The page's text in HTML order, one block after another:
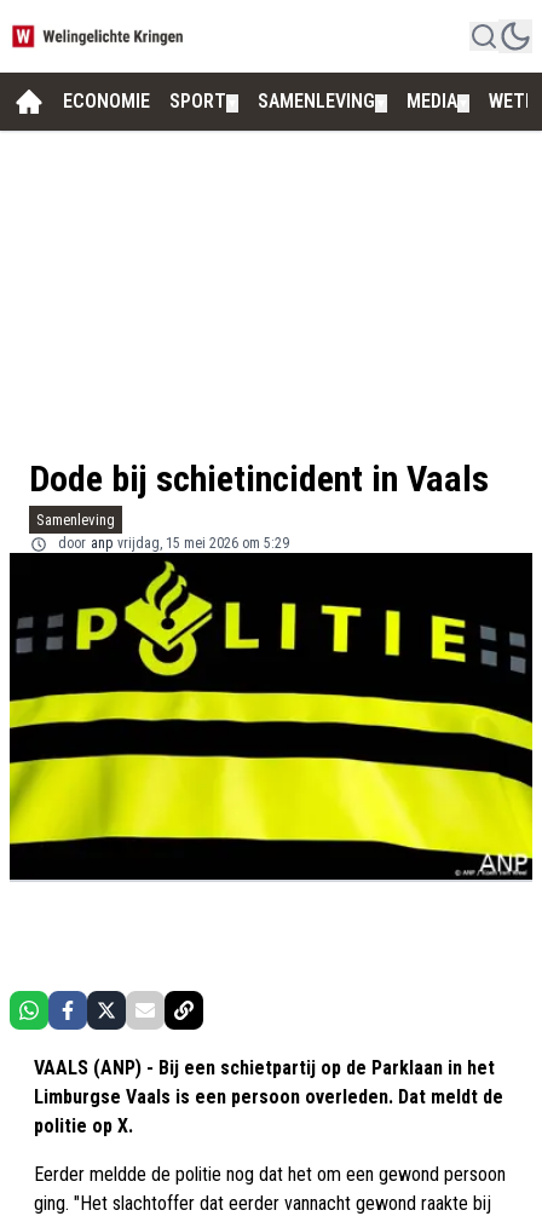
ECONOMIE SPORT SAMENLEVING MEDIA
Dode bij schietincident in Vaals
Samenleving
door anp vrijdag, 15 mei 2026 om 5:29
VAALS (ANP) - Bij een schietpartij op de Parklaan in het
Limburgse Vaals is een persoon overleden. Dat meldt de
politie op X.
Eerder meldde de politie nog dat het om een gewond persoon
ging. "Het slachtoffer dat eerder vannacht gewond raakte bij